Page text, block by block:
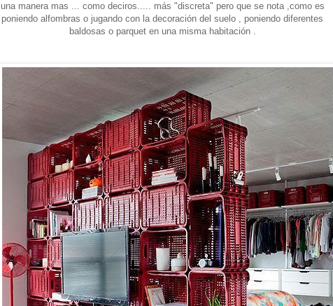
una manera mas ... como deciros..... más "discreta" pero que se nota ,como es
poniendo alfombras o jugando con la decoración del suelo , poniendo diferentes
baldosas o parquet en una misma habitación .